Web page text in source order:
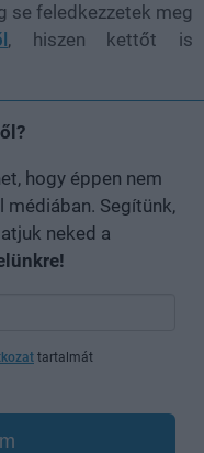
se feledkezzetek meg
, hiszen kettőt is
hogy éppen nem
médiában. Segítünk,
neked a
tartalmát